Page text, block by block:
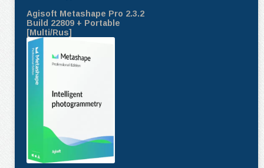
Agisoft Metashape Pro 2.3.2
Build 22809 + Portable
[Multi/Rus]